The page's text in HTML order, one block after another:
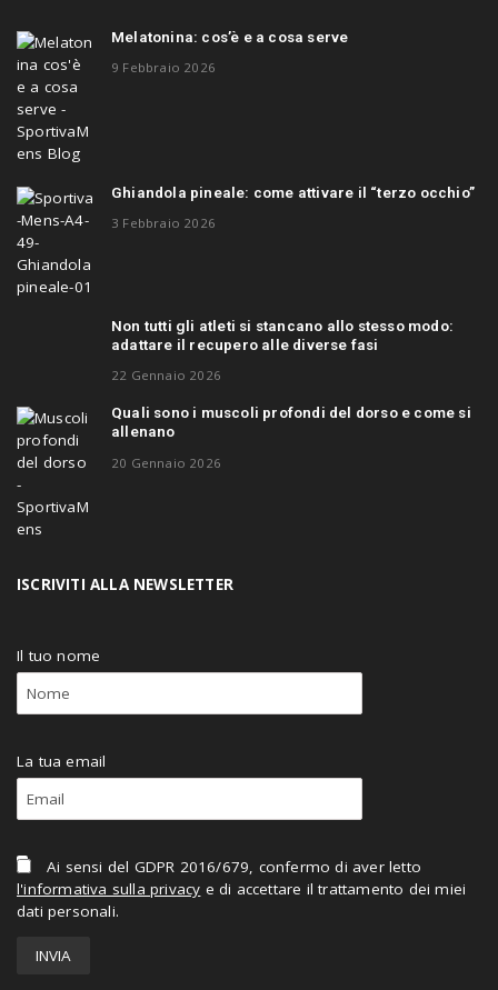
Melatonina: cos’è e a cosa serve
9 Febbraio 2026
Ghiandola pineale: come attivare il “terzo occhio”
3 Febbraio 2026
Non tutti gli atleti si stancano allo stesso modo:
adattare il recupero alle diverse fasi
22 Gennaio 2026
Quali sono i muscoli profondi del dorso e come si
allenano
20 Gennaio 2026
ISCRIVITI ALLA NEWSLETTER
Il tuo nome
La tua email
Ai sensi del GDPR 2016/679, confermo di aver letto
l'informativa sulla privacy e di accettare il trattamento dei miei
dati personali.